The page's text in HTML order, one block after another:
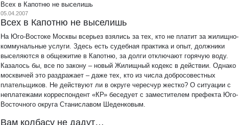
Всех в Капотню не выселишь
05.04.2007
Всех в Капотню не выселишь
На Юго-Востоке Москвы всерьез взялись за тех, кто не платит за жилищно-
коммунальные услуги. Здесь есть судебная практика и опыт, должники
выселяются в общежитие в Капотню, за долги отключают горячую воду.
Казалось бы, все по закону – новый Жилищный кодекс в действии. Однако
москвичей это раздражает – даже тех, кто из числа добросовестных
плательщиков. Не действуют ли в округе чересчур жестко? О ситуации с
неплатежами корреспондент «КР» беседует с заместителем префекта Юго-
Восточного округа Станиславом Шеденковым.
Вам колбасу не дадут…